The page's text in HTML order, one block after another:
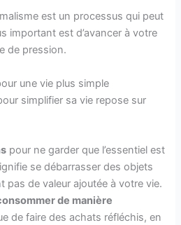
est un processus qui peut
important est d’avancer à votre
de pression.
une vie plus simple
simplifier sa vie repose sur
pour ne garder que l’essentiel est
se débarrasser des objets
pas de valeur ajoutée à votre vie.
de manière
de faire des achats réfléchis, en